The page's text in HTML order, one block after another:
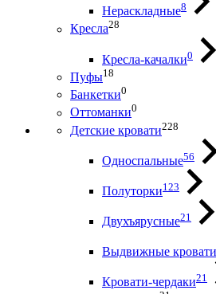
Нераскладные8
Кресла28
Кресла-качалки0
Пуфы18
Банкетки0
Оттоманки0
Детские кровати228
Односпальные56
Полуторки123
Двухъярусные21
Выдвижные
Кровати-чердаки21